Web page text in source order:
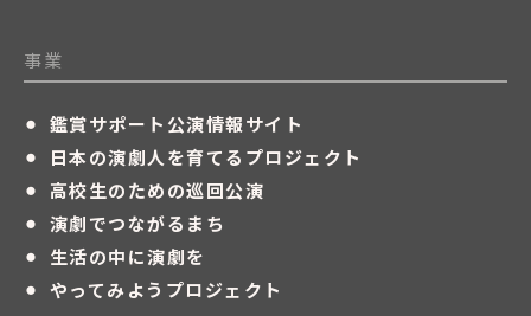
事業
・ 鑑賞サポート公演情報サイト
・ 日本の演劇人を育てるプロジェクト
・ 高校生のための巡回公演
・ 演劇でつながるまち
・ 生活の中に演劇を
・ やってみようプロジェクト